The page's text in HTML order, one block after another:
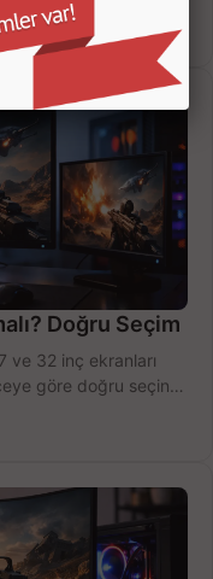
Doğru Seçim
ve 32 inç ekranları
göre doğru seçin,